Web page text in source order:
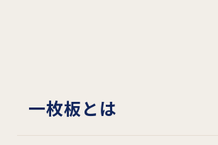
一枚板とは